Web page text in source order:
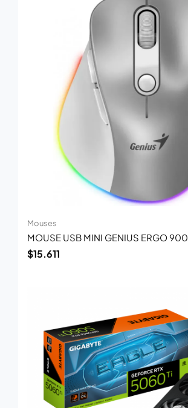
Mouses
MOUSE USB MINI GENIUS ERGO 900
$15.611